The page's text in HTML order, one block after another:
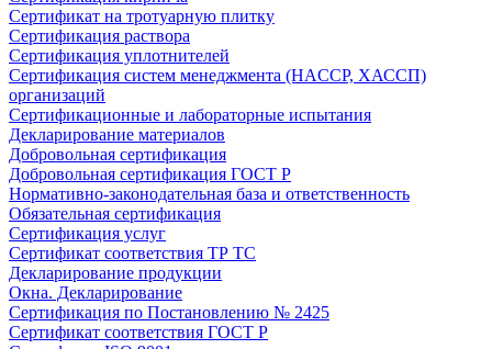
Сертификат на тротуарную плитку
Сертификация раствора
Сертификация уплотнителей
Сертификация систем менеджмента (HACCP, ХАССП)
организаций
Сертификационные и лабораторные испытания
Декларирование материалов
Добровольная сертификация
Добровольная сертификация ГОСТ Р
Нормативно-законодательная база и ответственность
Обязательная сертификация
Сертификация услуг
Сертификат соответствия ТР ТС
Декларирование продукции
Окна. Декларирование
Сертификация по Постановлению № 2425
Сертификат соответствия ГОСТ Р